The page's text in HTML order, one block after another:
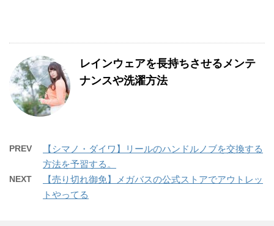
レインウェアを長持ちさせるメンテ
ナンスや洗濯方法
PREV
【シマノ・ダイワ】リールのハンドルノブを交換する
方法を予習する。
NEXT
【売り切れ御免】メガバスの公式ストアでアウトレッ
トやってる